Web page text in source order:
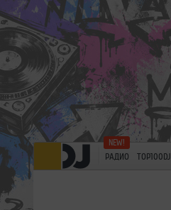
РАДИО TOP100DJ